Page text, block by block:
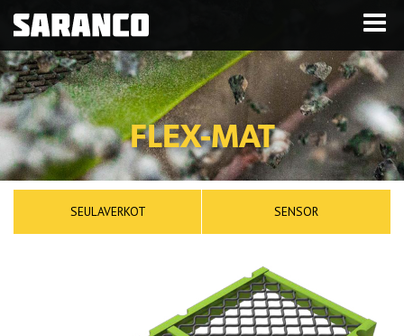
FLEX-MAT
SEULAVERKOT SENSOR